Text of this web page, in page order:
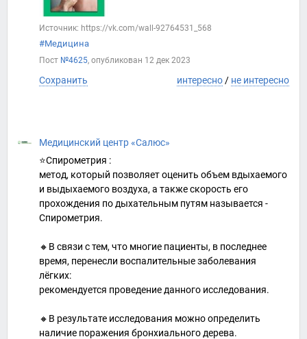
Источник: https://vk.com/wall-92764531_568
#Медицина
Пост №4625, опубликован 12 дек 2023
Сохранить интересно / не интересно
Медицинский центр «Салюс»
⭐️Спирометрия :
метод, который позволяет оценить объем вдыхаемого
и выдыхаемого воздуха, а также скорость его
прохождения по дыхательным путям называется -
Спирометрия.
🔸В связи с тем, что многие пациенты, в последнее
время, перенесли воспалительные заболевания
лёгких:
рекомендуется проведение данного исследования.
🔸В результате исследования можно определить
наличие поражения бронхиального дерева.